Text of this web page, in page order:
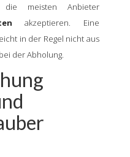
die meisten Anbieter
akzeptieren. Eine
in der Regel nicht aus
der Abholung.